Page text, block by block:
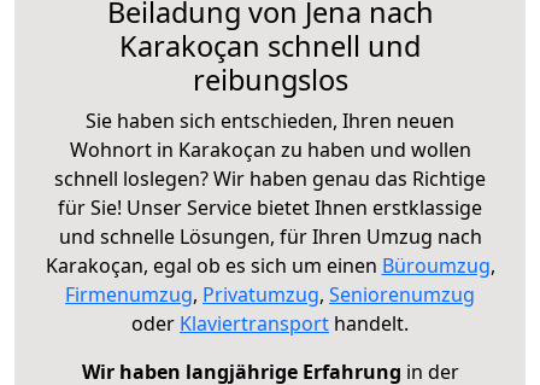
Beiladung von Jena nach
Karakoçan schnell und
reibungslos
Sie haben sich entschieden, Ihren neuen
Wohnort in Karakoçan zu haben und wollen
schnell loslegen? Wir haben genau das Richtige
für Sie! Unser Service bietet Ihnen erstklassige
und schnelle Lösungen, für Ihren Umzug nach
Karakoçan, egal ob es sich um einen Büroumzug,
Firmenumzug, Privatumzug, Seniorenumzug
oder Klaviertransport handelt.
Wir haben langjährige Erfahrung in der